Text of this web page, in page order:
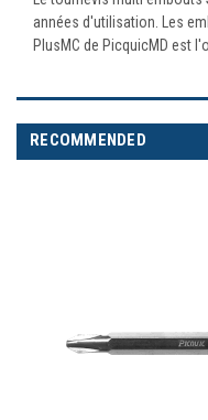
années d'utilisation. Les
PlusMC de PicquicMD est
RECOMMENDED